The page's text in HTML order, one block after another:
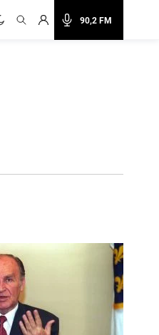
90,2 FM